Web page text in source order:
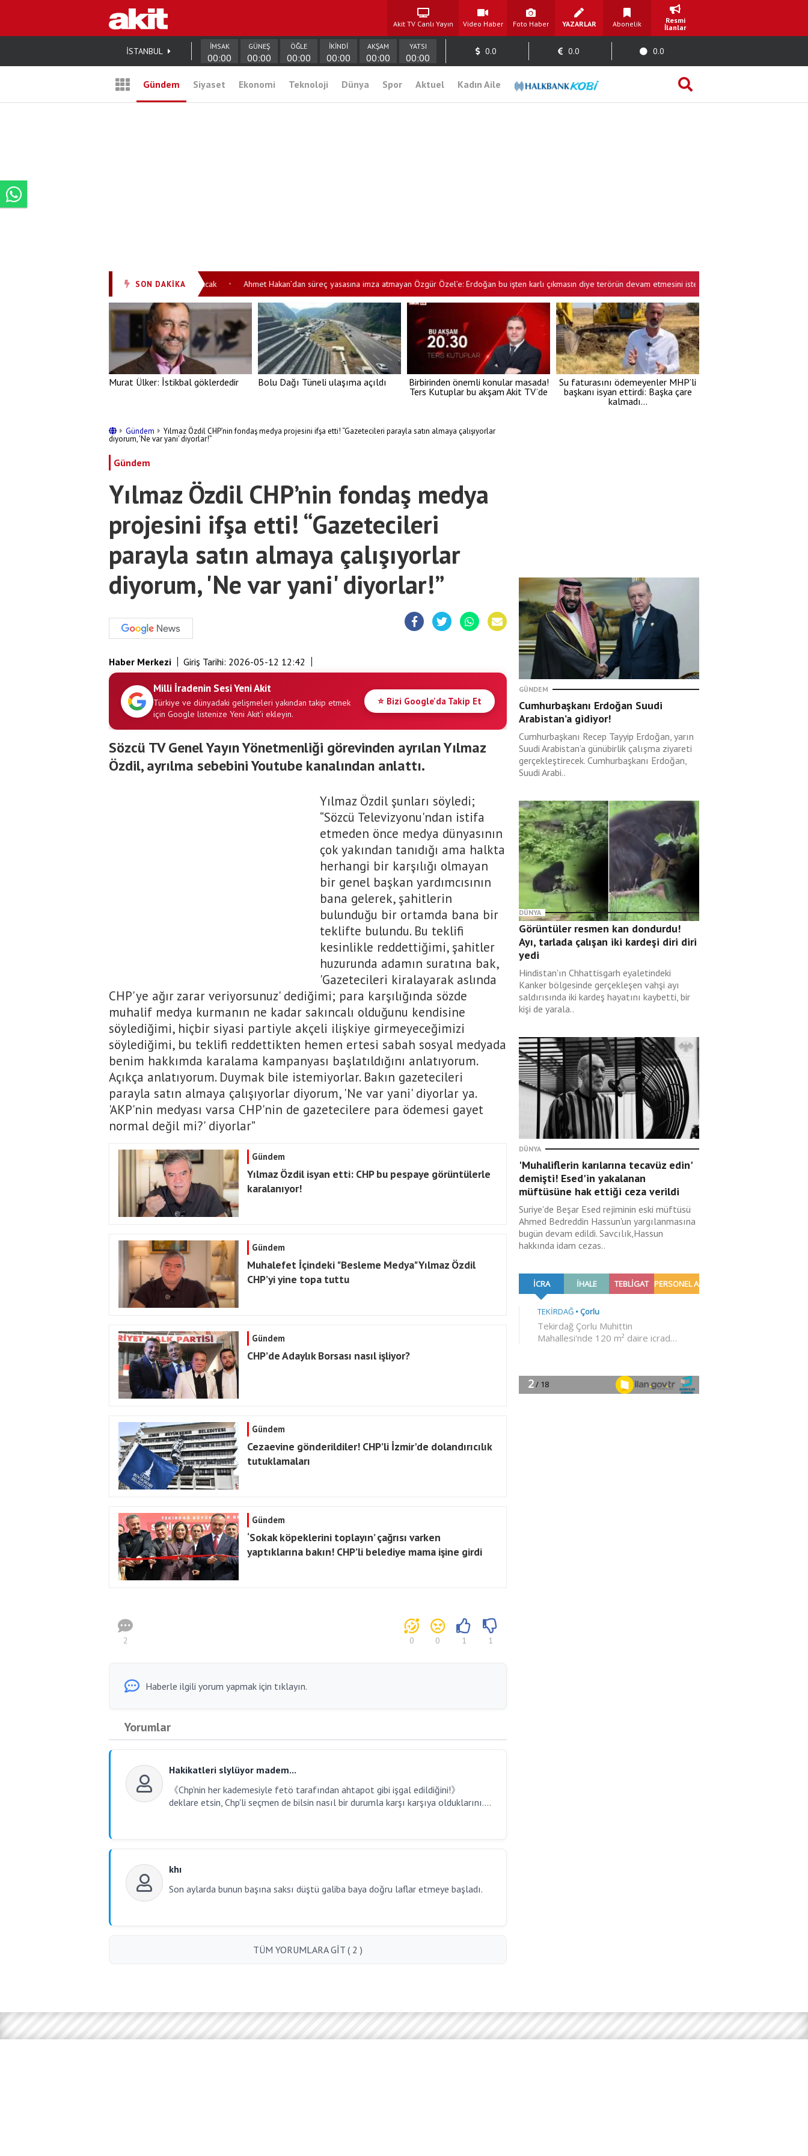
Akit TV Canlı Yayın Video Haber Foto Haber YAZARLAR Abonelik
Resmi
İlanlar
İSTANBUL İMSAK
00:00
GÜNEŞ
00:00
ÖĞLE
00:00
İKİNDİ
00:00
AKŞAM
00:00
YATSI
00:00
0.0 0.0 0.0
Gündem Siyaset Ekonomi Teknoloji Dünya Spor Aktuel Kadın Aile
SON DAKİKA
İspanya Süper Kupası İstanbul’da oynanacak • Ahmet Hakan’dan süreç yasasına imza atmayan Özgür Özel’e: Erdoğan bu işten karlı çıkmasın diye terörün devam etmesini ister bunlar!
Murat Ülker: İstikbal göklerdedir Bolu Dağı Tüneli ulaşıma açıldı
Birbirinden önemli konular masada!
Ters Kutuplar bu akşam Akit TV’de
Su faturasını ödemeyenler MHP’li
başkanı isyan ettirdi: Başka çare
kalmadı…
Gündem Yılmaz Özdil CHP’nin fondaş medya projesini ifşa etti! “Gazetecileri parayla satın almaya çalışıyorlar
diyorum, 'Ne var yani' diyorlar!”
Gündem
Yılmaz Özdil CHP’nin fondaş medya
projesini ifşa etti! “Gazetecileri
parayla satın almaya çalışıyorlar
diyorum, 'Ne var yani' diyorlar!”
Haber Merkezi Giriş Tarihi: 2026-05-12 12:42
Milli İradenin Sesi Yeni Akit
Türkiye ve dünyadaki gelişmeleri yakından takip etmek
için Google listenize Yeni Akit'i ekleyin.
⭐ Bizi Google'da Takip Et
Sözcü TV Genel Yayın Yönetmenliği görevinden ayrılan Yılmaz
Özdil, ayrılma sebebini Youtube kanalından anlattı.
Yılmaz Özdil şunları söyledi;
“Sözcü Televizyonu'ndan istifa
etmeden önce medya dünyasının
çok yakından tanıdığı ama halkta
herhangi bir karşılığı olmayan
bir genel başkan yardımcısının
bana gelerek, şahitlerin
bulunduğu bir ortamda bana bir
teklifte bulundu. Bu teklifi
kesinlikle reddettiğimi, şahitler
huzurunda adamın suratına bak,
'Gazetecileri kiralayarak aslında
CHP'ye ağır zarar veriyorsunuz' dediğimi; para karşılığında sözde
muhalif medya kurmanın ne kadar sakıncalı olduğunu kendisine
söylediğimi, hiçbir siyasi partiyle akçeli ilişkiye girmeyeceğimizi
söylediğimi, bu teklifi reddettikten hemen ertesi sabah sosyal medyada
benim hakkımda karalama kampanyası başlatıldığını anlatıyorum.
Açıkça anlatıyorum. Duymak bile istemiyorlar. Bakın gazetecileri
parayla satın almaya çalışıyorlar diyorum, 'Ne var yani' diyorlar ya.
'AKP'nin medyası varsa CHP'nin de gazetecilere para ödemesi gayet
normal değil mi?' diyorlar”
Gündem
Yılmaz Özdil isyan etti: CHP bu pespaye görüntülerle
karalanıyor!
Gündem
Muhalefet İçindeki "Besleme Medya" Yılmaz Özdil
CHP’yi yine topa tuttu
Gündem
CHP’de Adaylık Borsası nasıl işliyor?
Gündem
Cezaevine gönderildiler! CHP’li İzmir'de dolandırıcılık
tutuklamaları
Gündem
‘Sokak köpeklerini toplayın’ çağrısı varken
yaptıklarına bakın! CHP’li belediye mama işine girdi
2 0 0 1 1
Haberle ilgili yorum yapmak için tıklayın.
Yorumlar
Hakikatleri slylüyor madem...
《Chp'nin her kademesiyle fetö tarafından ahtapot gibi işgal edildiğini!》
deklare etsin, Chp'li seçmen de bilsin nasıl bir durumla karşı karşıya olduklarını....
khı
Son aylarda bunun başına saksı düştü galiba baya doğru laflar etmeye başladı.
TÜM YORUMLARA GİT ( 2 )
GÜNDEM
Cumhurbaşkanı Erdoğan Suudi
Arabistan’a gidiyor!
Cumhurbaşkanı Recep Tayyip Erdoğan, yarın
Suudi Arabistan’a günübirlik çalışma ziyareti
gerçekleştirecek. Cumhurbaşkanı Erdoğan,
Suudi Arabi..
DÜNYA
Görüntüler resmen kan dondurdu!
Ayı, tarlada çalışan iki kardeşi diri diri
yedi
Hindistan'ın Chhattisgarh eyaletindeki
Kanker bölgesinde gerçekleşen vahşi ayı
saldırısında iki kardeş hayatını kaybetti, bir
kişi de yarala..
DÜNYA
'Muhaliflerin karılarına tecavüz edin'
demişti! Esed'in yakalanan
müftüsüne hak ettiği ceza verildi
Suriye'de Beşar Esed rejiminin eski müftüsü
Ahmed Bedreddin Hassun'un yargılanmasına
bugün devam edildi. Savcılık,Hassun
hakkında idam cezas..